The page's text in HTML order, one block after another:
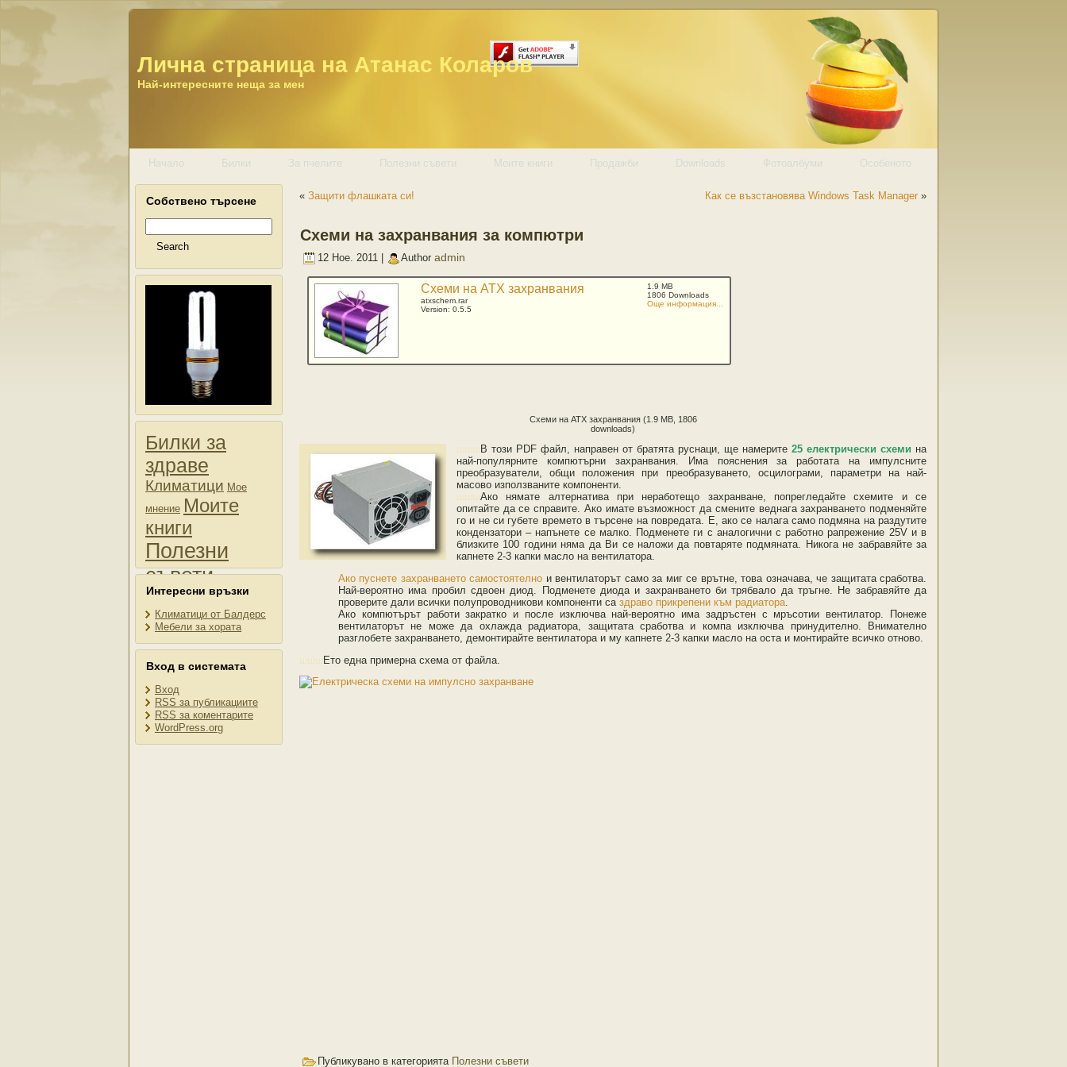
Лична страница на Атанас Коларов
Най-интересните неща за мен
Начало Билки За пчелите Полезни съвети Моите книги Продажби Downloads Фотоалбуми Особеното
Собствено търсене
Билки за
здраве
Климатици Мое
мнение Моите
книги
Полезни
съвети
Продажби
Снимки
Интересни връзки
Климатици от Балдерс
Мебели за хората
Вход в системата
Вход
RSS за публикациите
RSS за коментарите
WordPress.org
« Защити флашката си! Как се възстановява Windows Task Manager »
Схеми на захранвания за компютри
12 Ное. 2011 | Author admin
Схеми на ATX захранвания
atxschem.rar
Version: 0.5.5
1.9 MB
1806 Downloads
Още информация...
Схеми на ATX захранвания (1.9 MB, 1806
downloads)
шшш В този PDF файл, направен от братята руснаци, ще намерите 25 електрически схеми на
най-популярните компютърни захранвания. Има пояснения за работата на импулсните
преобразуватели, общи положения при преобразуването, осцилограми, параметри на най-
масово използваните компоненти.
шшшАко нямате алтернатива при неработещо захранване, попрегледайте схемите и се
опитайте да се справите. Ако имате възможност да смените веднага захранването подменяйте
го и не си губете времето в търсене на повредата. Е, ако се налага само подмяна на раздутите
кондензатори – напънете се малко. Подменете ги с аналогични с работно рапрежение 25V и в
близките 100 години няма да Ви се наложи да повтаряте подмяната. Никога не забравяйте за
капнете 2-3 капки масло на вентилатора.
Ако пуснете захранването самостоятелно и вентилаторът само за миг се врътне, това означава, че защитата сработва.
Най-вероятно има пробил сдвоен диод. Подменете диода и захранването би трябвало да тръгне. Не забравяйте да
проверите дали всички полупроводникови компоненти са здраво прикрепени към радиатора.
Ако компютърът работи закратко и после изключва най-вероятно има задръстен с мръсотии вентилатор. Понеже
вентилаторът не може да охлажда радиатора, защитата сработва и компа изключва принудително. Внимателно
разглобете захранването, демонтирайте вентилатора и му капнете 2-3 капки масло на оста и монтирайте всичко отново.
шшш Ето една примерна схема от файла.
Публикувано в категорията Полезни съвети